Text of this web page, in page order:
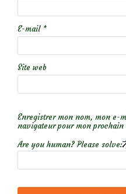
E-mail *
Site web
Enregistrer mon nom, mon e-
navigateur pour mon prochain
Are you human? Please solve: